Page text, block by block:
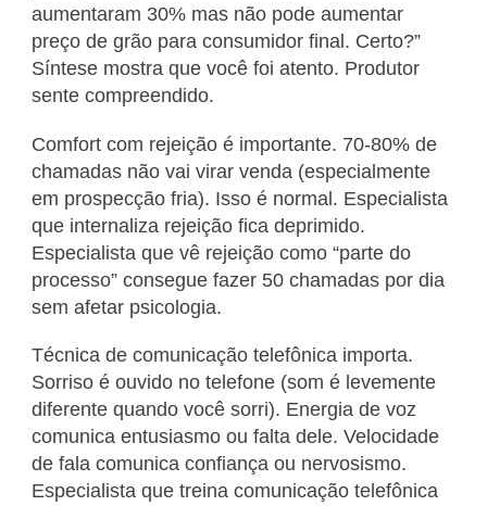
aumentaram 30% mas não pode aumentar
preço de grão para consumidor final. Certo?”
Síntese mostra que você foi atento. Produtor
sente compreendido.
Comfort com rejeição é importante. 70-80% de
chamadas não vai virar venda (especialmente
em prospecção fria). Isso é normal. Especialista
que internaliza rejeição fica deprimido.
Especialista que vê rejeição como “parte do
processo” consegue fazer 50 chamadas por dia
sem afetar psicologia.
Técnica de comunicação telefônica importa.
Sorriso é ouvido no telefone (som é levemente
diferente quando você sorri). Energia de voz
comunica entusiasmo ou falta dele. Velocidade
de fala comunica confiança ou nervosismo.
Especialista que treina comunicação telefônica